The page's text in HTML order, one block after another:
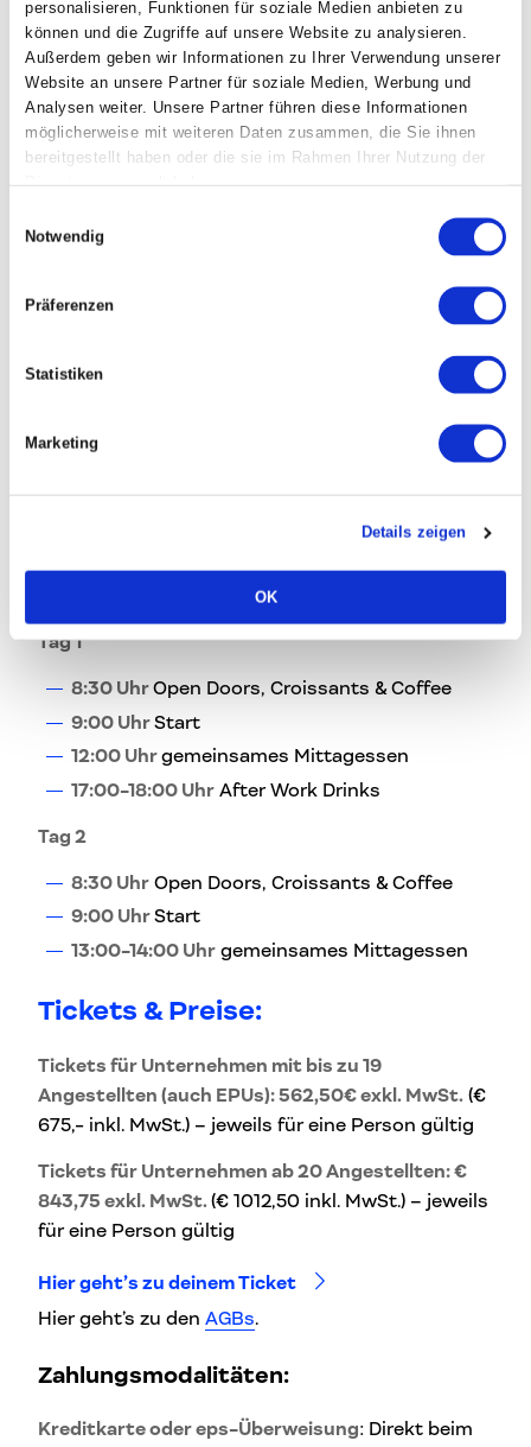
personalisieren, Funktionen für soziale Medien anbieten zu
können und die Zugriffe auf unsere Website zu analysieren.
Außerdem geben wir Informationen zu Ihrer Verwendung unserer
Website an unsere Partner für soziale Medien, Werbung und
Analysen weiter. Unsere Partner führen diese Informationen
möglicherweise mit weiteren Daten zusammen, die Sie ihnen
bereitgestellt haben oder die sie im Rahmen Ihrer Nutzung der
Dienste gesammelt haben.
Notwendig
Präferenzen
Statistiken
Marketing
Details zeigen
OK
Maximal 15–20 Teilnehmende – für intensiven
Austausch und persönliche Antworten auf
deine Fragen
Komm mit deinem Team! Dieser Workshop
richtet sich besonders an Teams. Nutze so
das volle Potential der Effizienzsteigerung für
Bitte mitbringen / vorbereiten:
Make.com Account vorab einrichten
Überlege dir, welche wiederkehrenden
administrativen Tasks in deinem Arbeitsalltag
oder dem deines Teams besonders viel Zeit
Tag 1
8:30 UhrOpen Doors, Croissants & Coffee
9:00 UhrStart
12:00 Uhrgemeinsames Mittagessen
17:00-18:00 Uhr After Work Drinks
Tag 2
8:30 Uhr Open Doors, Croissants & Coffee
9:00 UhrStart
13:00-14:00 Uhr gemeinsames Mittagessen
Tickets & Preise:
Tickets für Unternehmen mit bis zu 19
Angestellten (auch EPUs): 562,50€ exkl. MwSt. (€
675,- inkl. MwSt.) – jeweils für eine Person gültig
Tickets für Unternehmen ab 20 Angestellten: €
843,75 exkl. MwSt.(€ 1012,50 inkl. MwSt.) – jeweils
für eine Person gültig
Hier geht’s zu deinem Ticket
Hier geht’s zu den AGBs.
Zahlungsmodalitäten:
Kreditkarte oder eps-Überweisung: Direkt beim